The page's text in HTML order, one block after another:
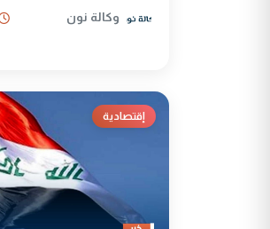
وكالة نون
إقتصادية